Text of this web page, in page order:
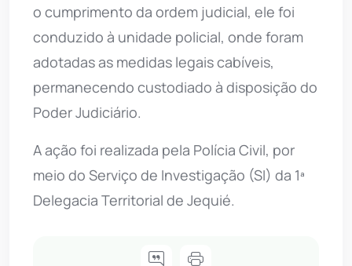
o cumprimento da ordem judicial, ele foi
conduzido à unidade policial, onde foram
adotadas as medidas legais cabíveis,
permanecendo custodiado à disposição do
Poder Judiciário.
A ação foi realizada pela Polícia Civil, por
meio do Serviço de Investigação (SI) da 1ª
Delegacia Territorial de Jequié.